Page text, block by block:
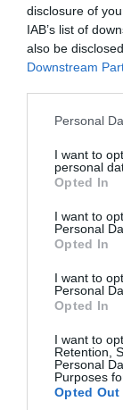
disclosure of
IAB’s list of
also be
Downstream
Please note
not limited to
grant or deny
use your data
consent section.
Personal
I want to
personal
Opted In
I want to
Personal
Opted In
I want to
Personal
Opted In
I want to
Retention,
Personal
Purposes
Opted Out
06.08.2026 | 09:03
«Οι
Αττικής